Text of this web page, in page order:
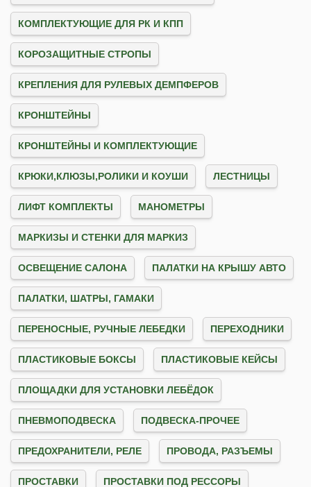
КОМПЛЕКТУЮЩИЕ ДЛЯ РК И КПП
КОРОЗАЩИТНЫЕ СТРОПЫ
КРЕПЛЕНИЯ ДЛЯ РУЛЕВЫХ ДЕМПФЕРОВ
КРОНШТЕЙНЫ
КРОНШТЕЙНЫ И КОМПЛЕКТУЮЩИЕ
КРЮКИ,КЛЮЗЫ,РОЛИКИ И КОУШИ ЛЕСТНИЦЫ
ЛИФТ КОМПЛЕКТЫ МАНОМЕТРЫ
МАРКИЗЫ И СТЕНКИ ДЛЯ МАРКИЗ
ОСВЕЩЕНИЕ САЛОНА ПАЛАТКИ НА КРЫШУ АВТО
ПАЛАТКИ, ШАТРЫ, ГАМАКИ
ПЕРЕНОСНЫЕ, РУЧНЫЕ ЛЕБЕДКИ ПЕРЕХОДНИКИ
ПЛАСТИКОВЫЕ БОКСЫ ПЛАСТИКОВЫЕ КЕЙСЫ
ПЛОЩАДКИ ДЛЯ УСТАНОВКИ ЛЕБЁДОК
ПНЕВМОПОДВЕСКА ПОДВЕСКА-ПРОЧЕЕ
ПРЕДОХРАНИТЕЛИ, РЕЛЕ ПРОВОДА, РАЗЪЕМЫ
ПРОСТАВКИ ПРОСТАВКИ ПОД РЕССОРЫ